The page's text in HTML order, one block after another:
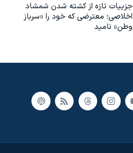
جزییات تازه از کشته شدن شمشاد
اخلاصی؛ معترضی که خود را «سرباز
وطن» نامید